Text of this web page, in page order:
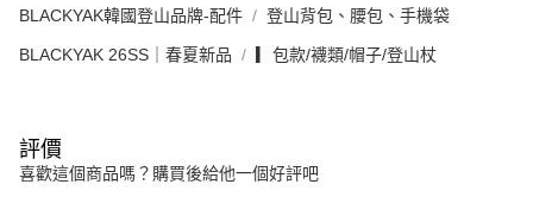
BLACKYAK韓國登山品牌-配件 登山背包、腰包、手機袋
BLACKYAK 26SS｜春夏新品 ▎包款/襪類/帽子/登山杖
評價
喜歡這個商品嗎？購買後給他一個好評吧